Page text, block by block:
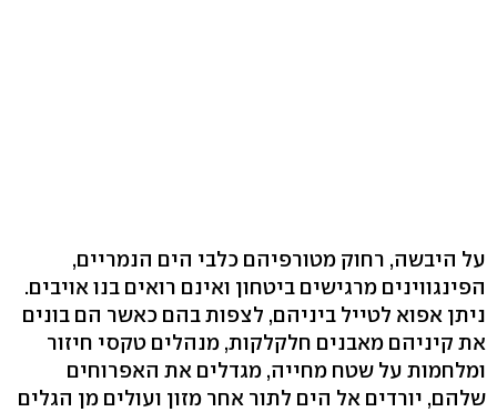
על היבשה, רחוק מטורפיהם כלבי הים הנמריים,
הפינגווינים מרגישים ביטחון ואינם רואים בנו אויבים.
ניתן אפוא לטייל ביניהם, לצפות בהם כאשר הם בונים
את קיניהם מאבנים חלקלקות, מנהלים טקסי חיזור
ומלחמות על שטח מחייה, מגדלים את האפרוחים
שלהם, יורדים אל הים לתור אחר מזון ועולים מן הגלים